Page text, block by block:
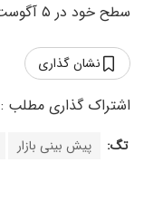
سطح خود در ۵ آگوست بازگردد.
نشان گذاری
تگ: پیش بینی بازار